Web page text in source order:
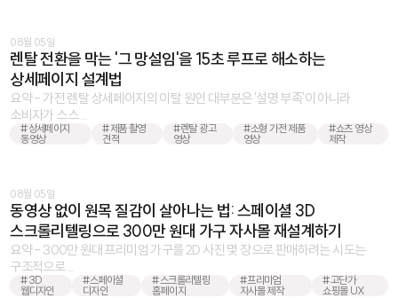
08월 05일
렌탈 전환을 막는 '그 망설임'을 15초 루프로 해소하는
상세페이지 설계법
요약 - 가전 렌탈 상세페이지의 이탈 원인 대부분은 '설명 부족'이 아니라
소비자가 스스 ...
#상세페이지
동영상
#제품 촬영
견적
#렌탈 광고
영상
#소형 가전 제품
영상
#쇼츠 영상
제작
08월 05일
동영상 없이 원목 질감이 살아나는 법: 스페이셜 3D
스크롤리텔링으로 300만 원대 가구 자사몰 재설계하기
요약 - 300만 원대 프리미엄 가구를 2D 사진 몇 장으로 판매하려는 시도는
구조적으로 ...
#3D
웹디자인
#스페이셜
디자인
#스크롤리텔링
홈페이지
#프리미엄
자사몰 제작
#고단가
쇼핑몰 UX